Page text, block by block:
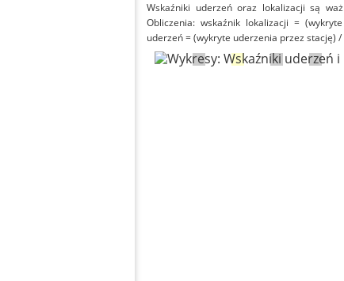
Wskaźniki uderzeń oraz lokalizacji są
Obliczenia: wskaźnik lokalizacji =
uderzeń = (wykryte uderzenia przez stację)